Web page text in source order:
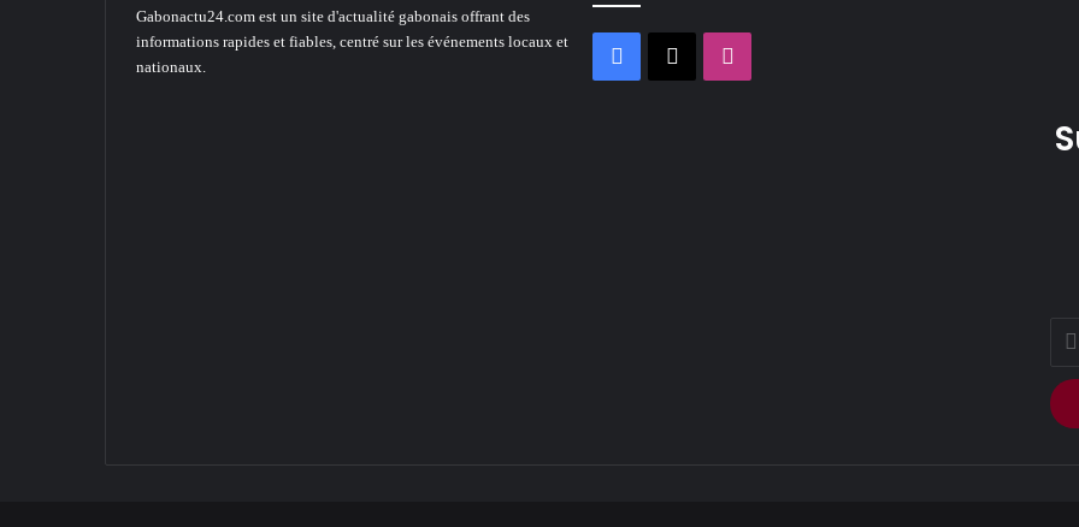
Gabonactu24.com est un site d'actualité gabonais offrant des
informations rapides et fiables, centré sur les événements locaux et
nationaux.
Facebook
X
Enter
your